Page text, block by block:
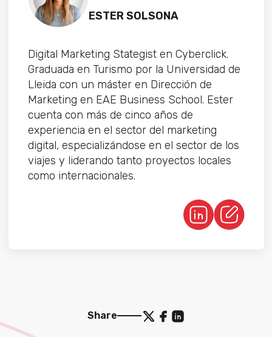
ESTER SOLSONA
Digital Marketing Stategist en Cyberclick.
Graduada en Turismo por la Universidad de
Lleida con un máster en Dirección de
Marketing en EAE Business School. Ester
cuenta con más de cinco años de
experiencia en el sector del marketing
digital, especializándose en el sector de los
viajes y liderando tanto proyectos locales
como internacionales.
Share